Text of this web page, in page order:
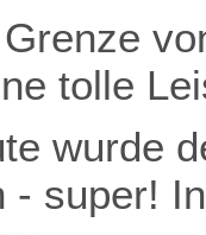
tolle
wurde
- super!